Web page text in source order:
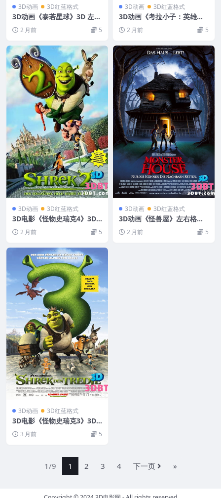
3D动画 3D红蓝格式
3D动画《泰若星球》3D 左右
格式 网盘 下载 VR3D动画片
2 月前 5
3D动画 3D红蓝格式
3D动画《考拉小子：英雄的
诞生》左右格式3D电影 高清
网盘 下载 3DVR下载 中文字
幕
2 月前 5
3D动画 3D红蓝格式
3D电影《怪物史瑞克4》3D
左右格式 高清网盘 下载 3DV
R影视
2 月前 5
3D动画 3D红蓝格式
3D动画《怪兽屋》左右格式3
D版电影 高清网盘下载 左右
分屏3DVR影视
2 月前 5
3D动画 3D红蓝格式
3D电影《怪物史瑞克3》3D
左右格式 高清网盘 下载 3DV
R 影视剧
3 月前 5
1/9 1 2 3 4 下一页 »